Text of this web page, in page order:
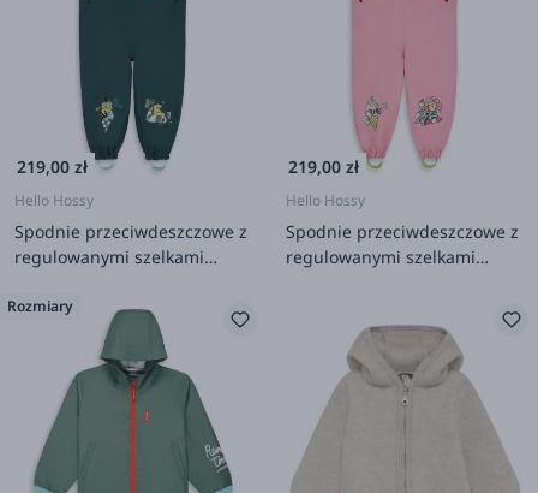
219,00 zł
Hello Hossy
Spodnie przeciwdeszczowe z
regulowanymi szelkami
219,00 zł
Hello Hossy
Spodnie przeciwdeszczowe z
regulowanymi szelkami
Rozmiary